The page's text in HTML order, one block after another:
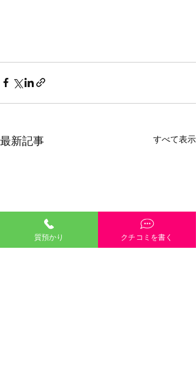
最新記事 すべて表示
質預かり クチコミを書く